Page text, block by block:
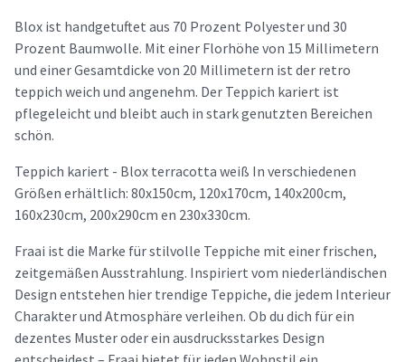
Blox ist handgetuftet aus 70 Prozent Polyester und 30
Prozent Baumwolle. Mit einer Florhöhe von 15 Millimetern
und einer Gesamtdicke von 20 Millimetern ist der retro
teppich weich und angenehm. Der Teppich kariert ist
pflegeleicht und bleibt auch in stark genutzten Bereichen
schön.
Teppich kariert - Blox terracotta weiß In verschiedenen
Größen erhältlich: 80x150cm, 120x170cm, 140x200cm,
160x230cm, 200x290cm en 230x330cm.
Fraai ist die Marke für stilvolle Teppiche mit einer frischen,
zeitgemäßen Ausstrahlung. Inspiriert vom niederländischen
Design entstehen hier trendige Teppiche, die jedem Interieur
Charakter und Atmosphäre verleihen. Ob du dich für ein
dezentes Muster oder ein ausdrucksstarkes Design